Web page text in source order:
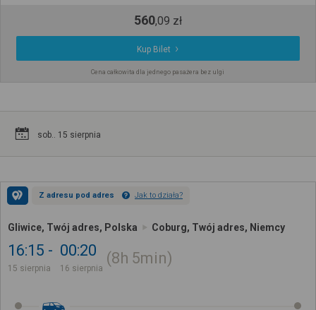
560,09 zł
Kup Bilet
Cena całkowita dla jednego pasażera bez ulgi
sob.. 15 sierpnia
Z adresu pod adres Jak to działa?
Gliwice, Twój adres, Polska Coburg, Twój adres, Niemcy
16:15
15 sierpnia
00:20
16 sierpnia
8h 5min